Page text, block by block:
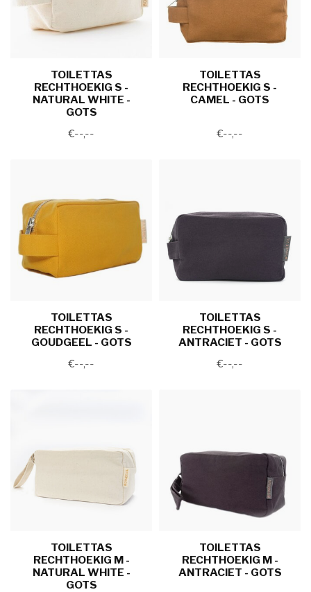
TOILETTAS
RECHTHOEKIG S -
NATURAL WHITE -
GOTS
€--,--
TOILETTAS
RECHTHOEKIG S -
CAMEL - GOTS
€--,--
TOILETTAS
RECHTHOEKIG S -
GOUDGEEL - GOTS
€--,--
TOILETTAS
RECHTHOEKIG S -
ANTRACIET - GOTS
€--,--
TOILETTAS
RECHTHOEKIG M -
NATURAL WHITE -
GOTS
TOILETTAS
RECHTHOEKIG M -
ANTRACIET - GOTS